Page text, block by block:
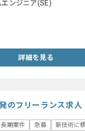
ンジニア(SE)
詳細を見る
のフリーランス求人
長期案件 急募 新技術に